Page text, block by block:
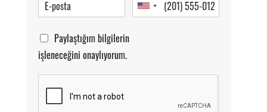
Paylaştığım bilgilerin
işleneceğini onaylıyorum.